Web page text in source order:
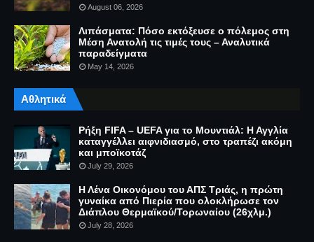
August 06, 2026
Λιπάσματα: Πόσο εκτόξευσε ο πόλεμος στη
Μέση Ανατολή τις τιμές τους – Αναλυτικά
παραδείγματα
May 14, 2026
Αθλητικά
Ρήξη FIFA – UEFA για το Μουντιάλ: Η Αγγλία
καταγγέλλει αιφνιδιασμό, στο τραπέζι ακόμη
και μποϊκοτάζ
July 29, 2026
Η Λένα Οικονόμου του ΑΠΣ Τριάς, η πρώτη
γυναίκα από Πιερία που ολοκλήρωσε τον
Διάπλου Θερμαϊκού/Τορωναίου (26χλμ.)
July 28, 2026